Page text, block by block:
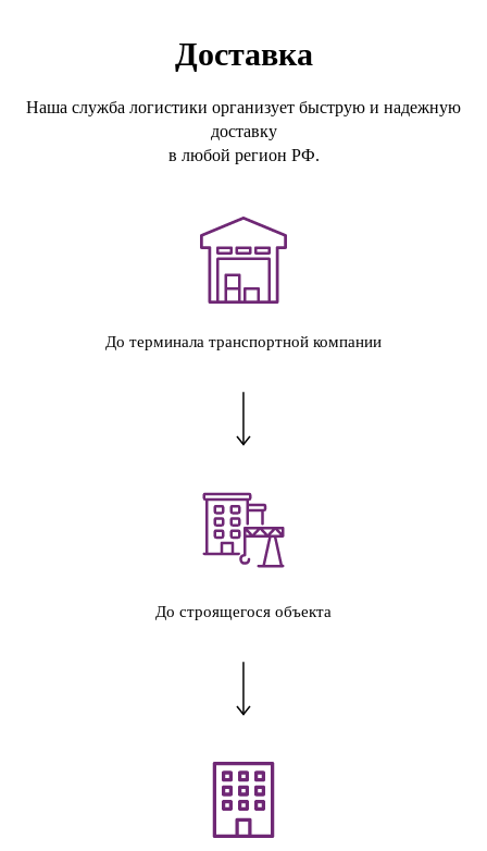
Доставка
Наша служба логистики организует быструю и надежную
доставку
в любой регион РФ.
До терминала транспортной компании
До строящегося объекта